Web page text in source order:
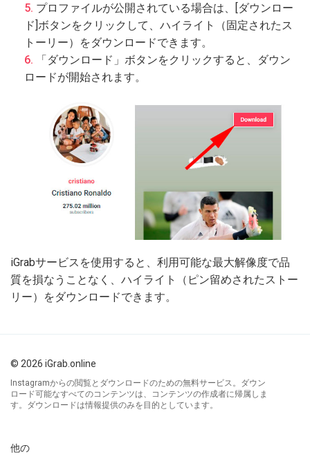
プロファイルが公開されている場合は、[ダウンロー
ド]ボタンをクリックして、ハイライト（固定されたス
トーリー）をダウンロードできます。
「ダウンロード」ボタンをクリックすると、ダウン
ロードが開始されます。
iGrabサービスを使用すると、利用可能な最大解像度で品
質を損なうことなく、ハイライト（ピン留めされたストー
リー）をダウンロードできます。
© 2026 iGrab.online
Instagramからの閲覧とダウンロードのための無料サービス。ダウン
ロード可能なすべてのコンテンツは、コンテンツの作成者に帰属しま
す。ダウンロードは情報提供のみを目的としています。
他の